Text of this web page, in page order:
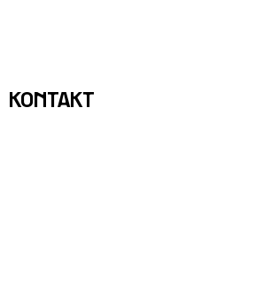
KONTAKT